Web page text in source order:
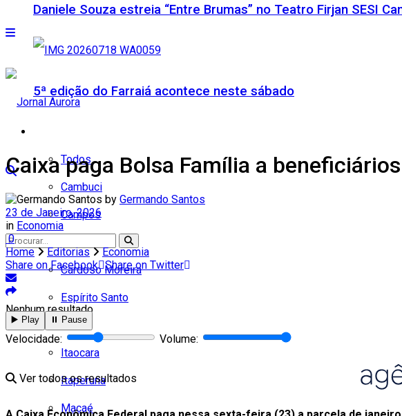
Daniele Souza estreia “Entre Brumas” no Teatro Firjan SESI
5ª edição do Farraiá acontece neste sábado
Todos
Cambuci
Campos
Cardoso Moreira
Espírito Santo
Italva
Itaocara
Itaperuna
Macaé
Nenhum resultado
Ver todos os resultados
Caixa paga Bolsa Família a
by Germando Santos
23 de Janeiro, 2026
in Economia
0
Home
Editorias
Economia
Share on Facebook Share on Twitter
▶️ Play ⏸️ Pause
Velocidade: Volume: